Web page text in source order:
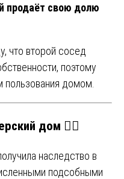
продаёт свою долю
что второй сосед
поэтому
домом.
дом 🏃‍♂️
наследство в
подсобными